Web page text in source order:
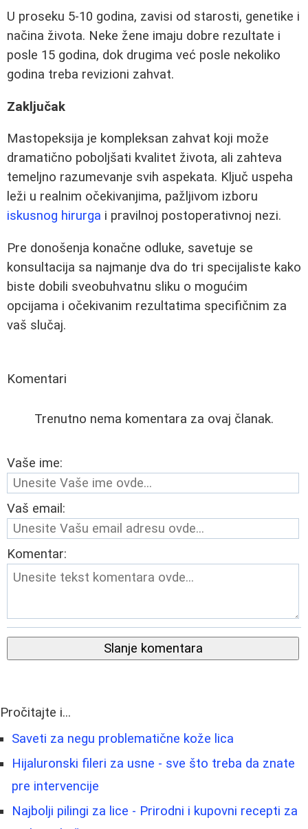
U proseku 5-10 godina, zavisi od starosti, genetike i
načina života. Neke žene imaju dobre rezultate i
posle 15 godina, dok drugima već posle nekoliko
godina treba revizioni zahvat.
Zaključak
Mastopeksija je kompleksan zahvat koji može
dramatično poboljšati kvalitet života, ali zahteva
temeljno razumevanje svih aspekata. Ključ uspeha
leži u realnim očekivanjima, pažljivom izboru
iskusnog hirurga i pravilnoj postoperativnoj nezi.
Pre donošenja konačne odluke, savetuje se
konsultacija sa najmanje dva do tri specijaliste kako
biste dobili sveobuhvatnu sliku o mogućim
opcijama i očekivanim rezultatima specifičnim za
vaš slučaj.
Komentari
Trenutno nema komentara za ovaj članak.
Vaše ime:
Vaš email:
Komentar:
Slanje komentara
Pročitajte i...
Saveti za negu problematične kože lica
Hijaluronski fileri za usne - sve što treba da znate
pre intervencije
Najbolji pilingi za lice - Prirodni i kupovni recepti za